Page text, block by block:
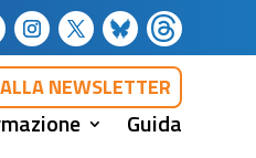
NEWSLETTER
Guida